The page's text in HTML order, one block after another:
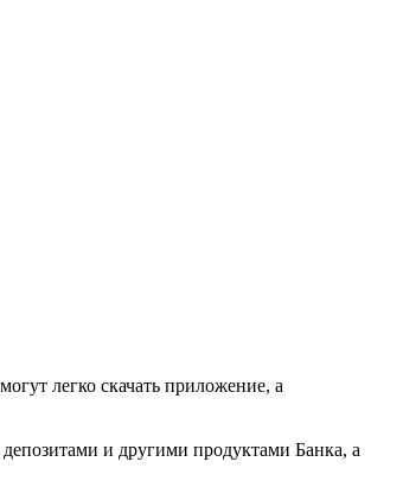
легко скачать приложение, а
и другими продуктами Банка, а